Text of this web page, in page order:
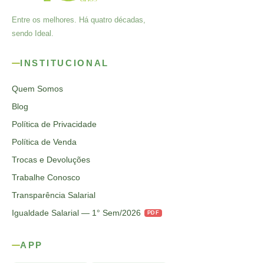
Entre os melhores. Há quatro décadas,
sendo Ideal.
INSTITUCIONAL
Quem Somos
Blog
Política de Privacidade
Política de Venda
Trocas e Devoluções
Trabalhe Conosco
Transparência Salarial
Igualdade Salarial — 1° Sem/2026
PDF
APP